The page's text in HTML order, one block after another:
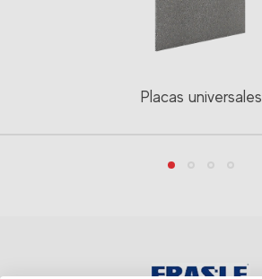
Placas universales